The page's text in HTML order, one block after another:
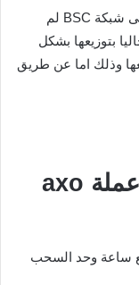
ربح عملة axo مجانا : axo هي عملة جديدة على شبكة BSC لم
بتوزيعها بشكل
وذلك اما عن طريق
بوت Axo2moon لـ ربح عملة axo
ساعة وحد السحب